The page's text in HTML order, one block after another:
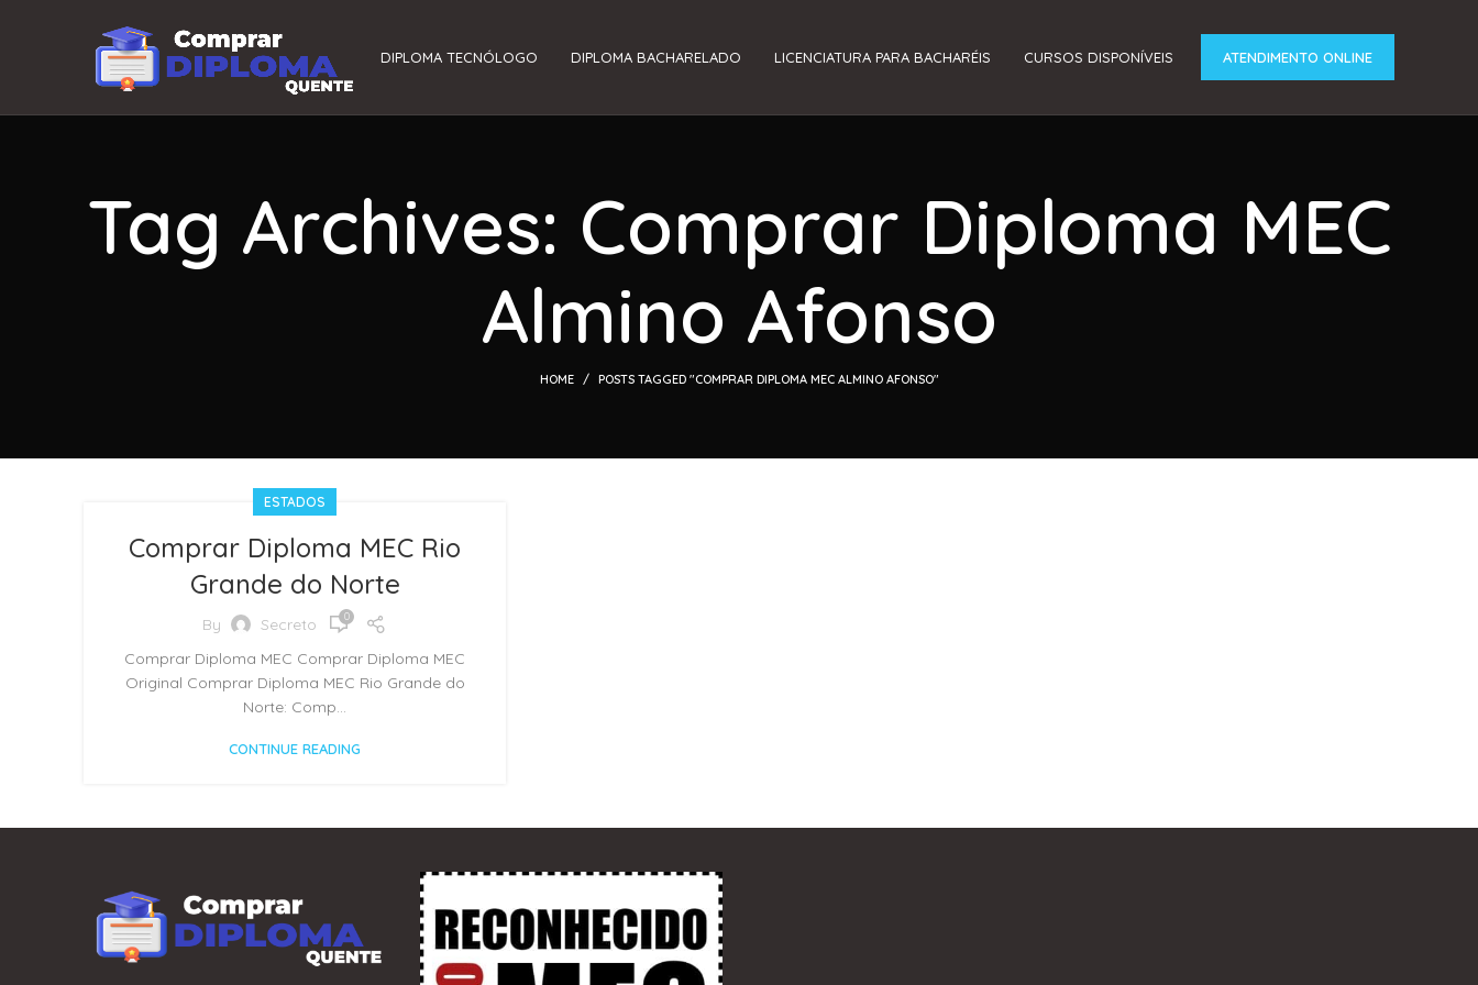
DIPLOMA TECNÓLOGO DIPLOMA BACHARELADO LICENCIATURA PARA BACHARÉIS CURSOS DISPONÍVEIS ATENDIMENTO ONLINE
Tag Archives: Comprar Diploma MEC
Almino Afonso
HOME POSTS TAGGED "COMPRAR DIPLOMA MEC ALMINO AFONSO"
ESTADOS
Comprar Diploma MEC Rio
Grande do Norte
By Secreto 0
Comprar Diploma MEC Comprar Diploma MEC
Original Comprar Diploma MEC Rio Grande do
Norte: Comp...
CONTINUE READING